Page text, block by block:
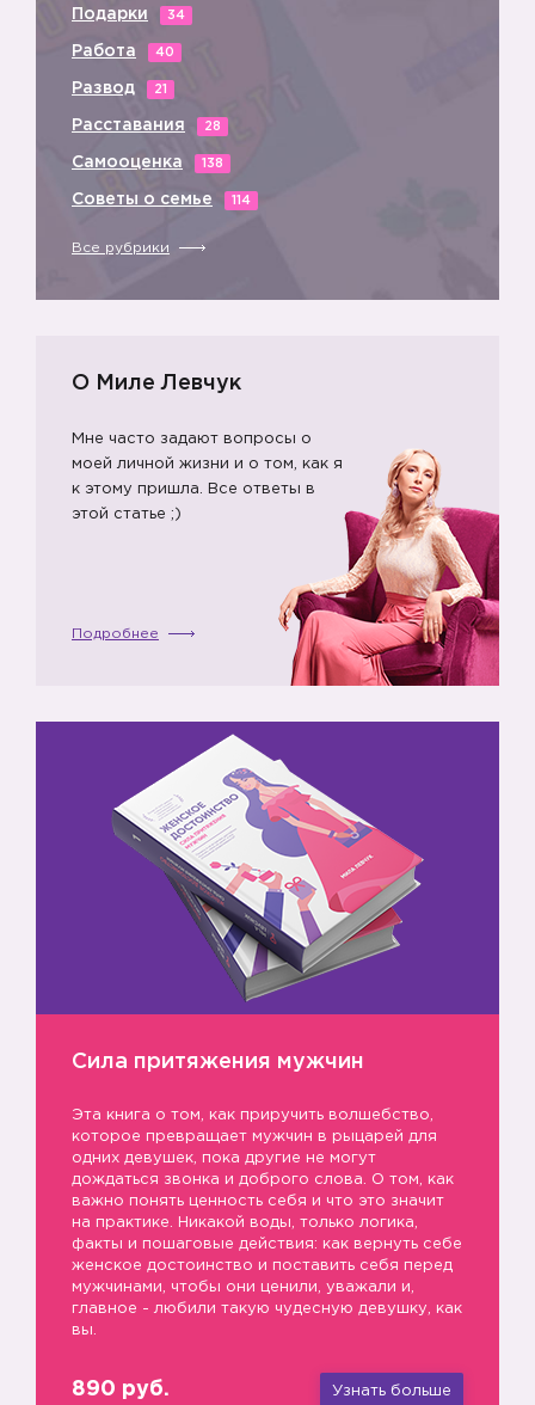
😜
Подарки 34
Работа 40
Развод 21
Расставания 28
Самооценка 138
Советы о семье 114
Все рубрики
О Миле Левчук
Мне часто задают вопросы о
моей личной жизни и о том, как я
к этому пришла. Все ответы в
этой статье ;)
Подробнее
Сила притяжения мужчин
Эта книга о том, как приручить волшебство,
которое превращает мужчин в рыцарей для
одних девушек, пока другие не могут
дождаться звонка и доброго слова. О том, как
важно понять ценность себя и что это значит
на практике. Никакой воды, только логика,
факты и пошаговые действия: как вернуть себе
женское достоинство и поставить себя перед
мужчинами, чтобы они ценили, уважали и,
главное - любили такую чудесную девушку, как
вы.
890 руб. Узнать больше